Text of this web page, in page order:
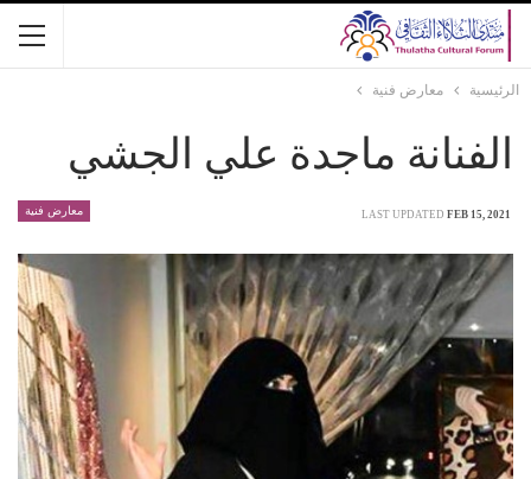
الرئيسية معارض فنية
الفنانة ماجدة علي الجشي
معارض فنية LAST UPDATED FEB 15, 2021